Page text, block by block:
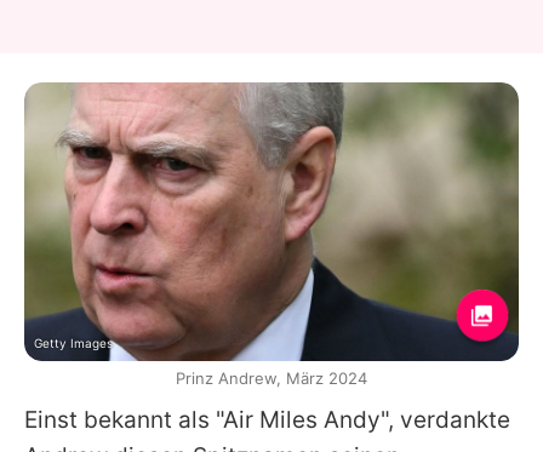
Einst bekannt als "Air Miles Andy", verdankte
Getty Images
Prinz Andrew, März 2024